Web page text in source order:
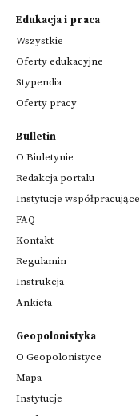
Edukacja i praca
Wszystkie
Oferty edukacyjne
Stypendia
Oferty pracy
Bulletin
O Biuletynie
Redakcja portalu
Instytucje współpracujące
FAQ
Kontakt
Regulamin
Instrukcja
Ankieta
Geopolonistyka
O Geopolonistyce
Mapa
Instytucje